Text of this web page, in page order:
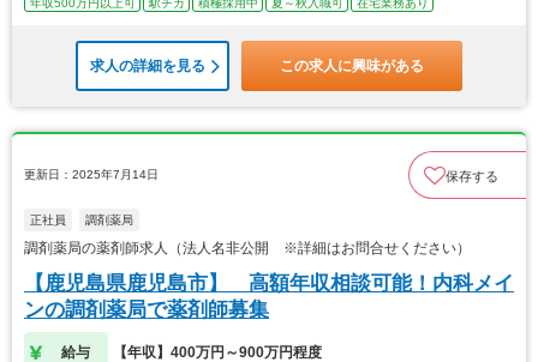
年収500万円以上可 駅チカ 積極採用中 夏～秋入職可 在宅業務あり
求人の詳細を見る この求人に興味がある
更新日：2025年7月14日 保存する
正社員 調剤薬局
調剤薬局の薬剤師求人（法人名非公開 ※詳細はお問合せください）
【鹿児島県鹿児島市】 高額年収相談可能！内科メイ
ンの調剤薬局で薬剤師募集
給与 【年収】400万円～900万円程度